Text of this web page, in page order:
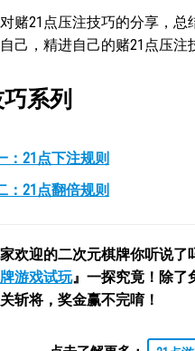
赌21点压注技巧的分享，
己，精进自己的赌21点压注
系列
：21点下注规则
：21点翻倍规则
欢迎的二次元棋牌你听说
游戏试玩』一探究竟！除了
斩将，奖金赢不完唷！